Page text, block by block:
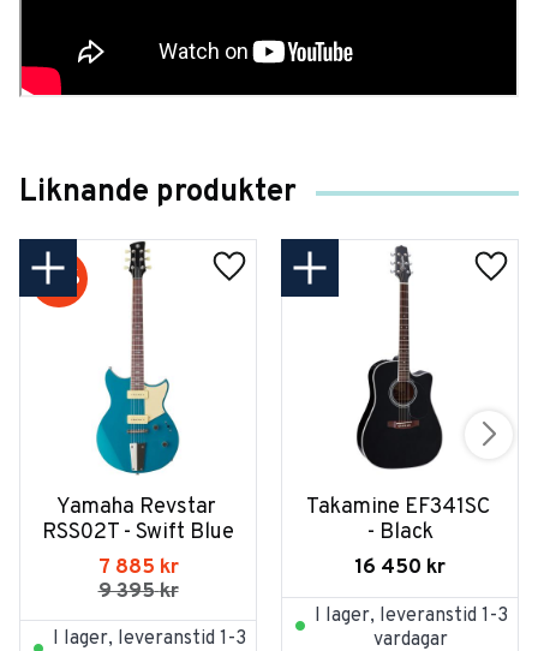
Liknande produkter
Yamaha Revstar
RSS02T - Swift Blue
7 885 kr
9 395kr
16 %
I lager, leveranstid 1-3
Takamine EF341SC
- Black
16 450 kr
I lager, leveranstid 1-3
vardagar